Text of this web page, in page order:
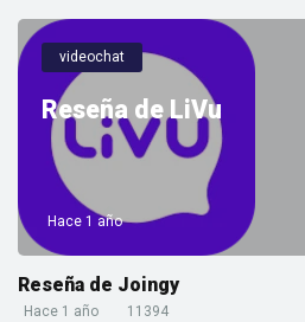
videochat
Reseña de LiVu
Hace 1 año
Reseña de Joingy
Hace 1 año 11394